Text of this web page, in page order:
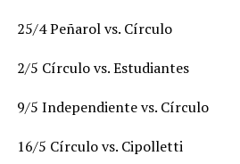
25/4 Peñarol vs. Círculo
2/5 Círculo vs. Estudiantes
9/5 Independiente vs. Círculo
16/5 Círculo vs. Cipolletti